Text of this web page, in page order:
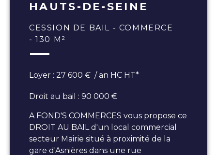
HAUTS-DE-SEINE
CESSION DE BAIL - COMMERCE
- 130 M²
Loyer : 27 600 € / an HC HT*
Droit au bail : 90 000 €
A FOND'S COMMERCES vous propose ce
DROIT AU BAIL d'un local commercial
secteur Mairie situé à proximité de la
gare d'Asnières dans une rue